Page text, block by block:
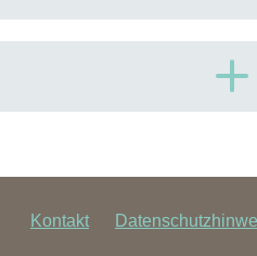
. First in
2:1414831. doi:
M, Lenarz T, Stein T,
Kontakt